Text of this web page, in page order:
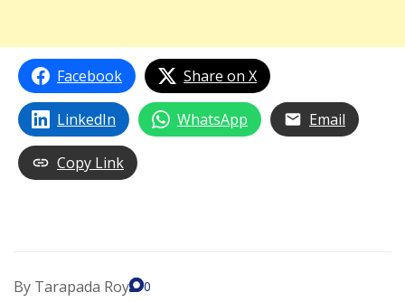
Facebook Share on X
LinkedIn WhatsApp Email
Copy Link
By Tarapada Roy 0